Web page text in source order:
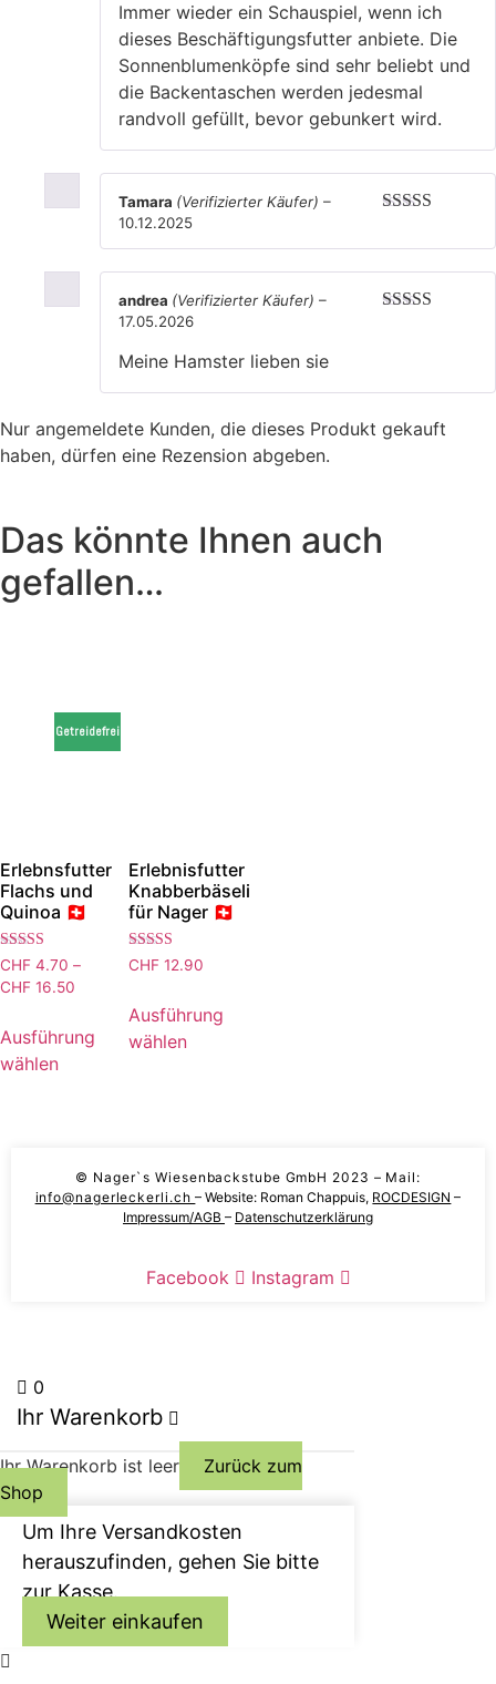
Immer wieder ein Schauspiel, wenn ich
dieses Beschäftigungsfutter anbiete. Die
Sonnenblumenköpfe sind sehr beliebt und
die Backentaschen werden jedesmal
randvoll gefüllt, bevor gebunkert wird.
5von 5
Tamara (Verifizierter Käufer) –
10.12.2025
andrea (Verifizierter Käufer) –
17.05.2026
Meine Hamster lieben sie
Nur angemeldete Kunden, die dieses Produkt gekauft
haben, dürfen eine Rezension abgeben.
Das könnte Ihnen auch
gefallen…
Getreidefrei
Erlebnsfutter
Flachs und
Quinoa 🇨🇭
Bewertet mit
5.00
von 5
CHF 4.70 –
CHF 16.50
CHF 4.70
bis
CHF 16.50
Ausführung
wählen
Dieses
Produkt
Die
Optionen
können
Erlebnisfutter
Knabberbäseli
für Nager 🇨🇭
Bewertet mit
4.94
CHF12.90
Ausführung
wählen
Optionen
können
Produktseite
© Nager`s Wiesenbackstube GmbH 2023 – Mail:
info@nagerleckerli.ch– Website: Roman Chappuis, ROCDESIGN –
Impressum/AGB – Datenschutzerklärung
Facebook Instagram
0
Ihr Warenkorb
Ihr Warenkorb ist leer
Zurück zum
Shop
Um Ihre Versandkosten
herauszufinden, gehen Sie bitte
zur Kasse.
Weiter einkaufen